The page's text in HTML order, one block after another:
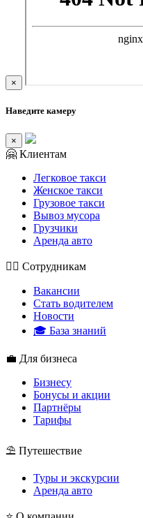
×
Наведите камеру
×
🤗 Клиентам
Легковое такси
Женское такси
Грузовое такси
Вывоз мусора
Грузчики
Аренда авто
👮‍♂️ Сотрудникам
Вакансии
Стать водителем
Новости
🎓 База знаний
💼 Для бизнеса
Бизнесу
Бонусы и акции
Партнёры
Тарифы
⛱ Путешествие
Туры и экскурсии
Аренда авто